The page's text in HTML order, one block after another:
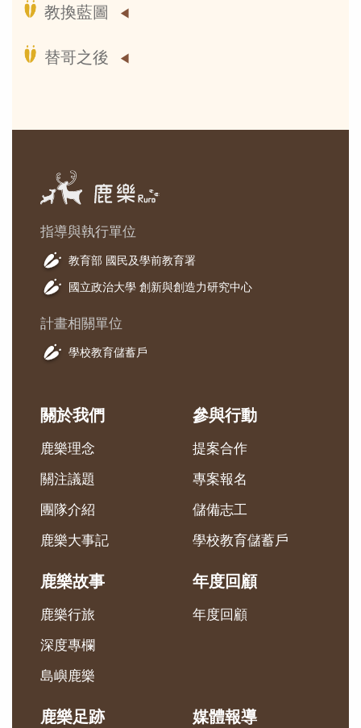
教換藍圖
替哥之後
指導與執行單位
教育部 國民及學前教育署
國立政治大學 創新與創造力研究中心
計畫相關單位
學校教育儲蓄戶
關於我們
鹿樂理念
關注議題
團隊介紹
鹿樂大事記
參與行動
提案合作
專案報名
儲備志工
學校教育儲蓄戶
鹿樂故事
鹿樂行旅
深度專欄
島嶼鹿樂
年度回顧
年度回顧
鹿樂足跡 媒體報導